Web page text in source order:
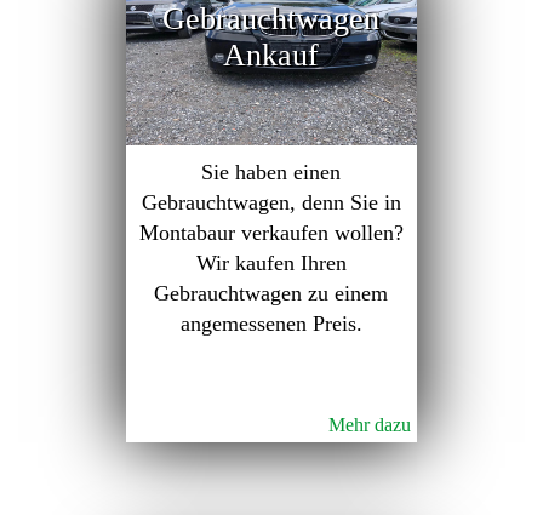
Gebrauchtwagen
Ankauf
Sie haben einen
Gebrauchtwagen, denn Sie in
Montabaur verkaufen wollen?
Wir kaufen Ihren
Gebrauchtwagen zu einem
angemessenen Preis.
Mehr dazu